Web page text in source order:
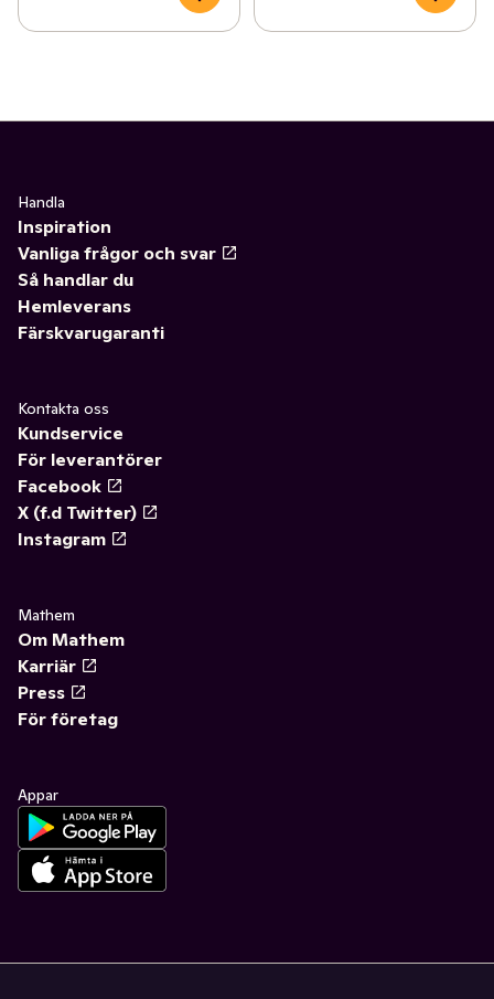
Handla
Inspiration
Vanliga frågor och svar
Så handlar du
Hemleverans
Färskvarugaranti
Kontakta oss
Kundservice
För leverantörer
Facebook
X (f.d Twitter)
Instagram
Mathem
Om Mathem
Karriär
Press
För företag
Appar